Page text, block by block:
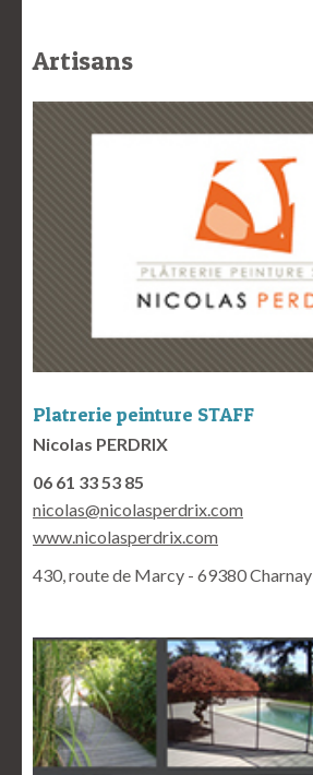
Artisans
Platrerie peinture STAFF
Nicolas PERDRIX
06 61 33 53 85
nicolas@nicolasperdrix.com
www.nicolasperdrix.com
430, route de Marcy - 69380 Charnay